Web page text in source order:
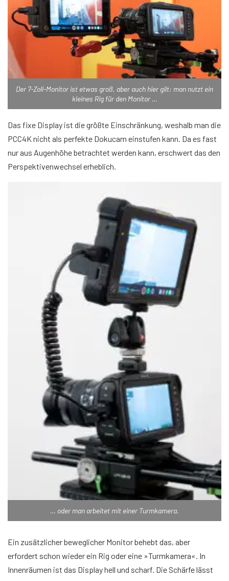
Der 7-Zoll-Monitor ist etwas groß, aber auch hier gilt: man nutzt ein
kleines Rig für den Monitor …
Das fixe Display ist die größte Einschränkung, weshalb man die
PCC4K nicht als perfekte Dokucam einstufen kann. Da es fast
nur aus Augenhöhe betrachtet werden kann, erschwert das den
Perspektivenwechsel erheblich.
… oder man arbeitet mit einer Turmkamera.
Ein zusätzlicher beweglicher Monitor behebt das, aber
erfordert schon wieder ein Rig oder eine »Turmkamera«. In
Innenräumen ist das Display hell und scharf. Die Schärfe lässt